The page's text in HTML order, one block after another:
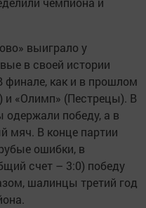
выиграло у
в своей истории
финале, как и в прошлом
и «Олимп» (Пестрецы). В
победу, а в
мяч. В конце партии
ошибки, в
счет – 3:0) победу
шалинцы третий год